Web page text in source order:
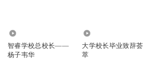
智睿学校总校长——
杨子韦华
大学校长毕业致辞荟
萃